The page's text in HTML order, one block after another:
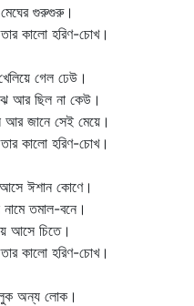
গুরুগুরু।
কালো হরিণ-চোখ।
গেল ঢেউ।
আর ছিল না কেউ।
আর জানে সেই মেয়ে।
কালো হরিণ-চোখ।
ঈশান কোণে।
তমাল-বনে।
আসে চিতে।
কালো হরিণ-চোখ।
অন্য লোক।